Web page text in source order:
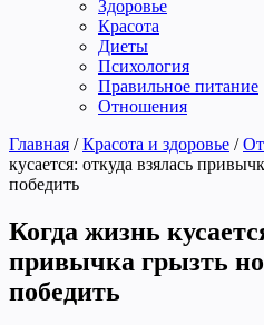
Здоровье
Красота
Диеты
Психология
Правильное питание
Отношения
Главная / Красота и здоровье /
кусается: откуда взялась
победить
Когда жизнь
привычка грызть
победить